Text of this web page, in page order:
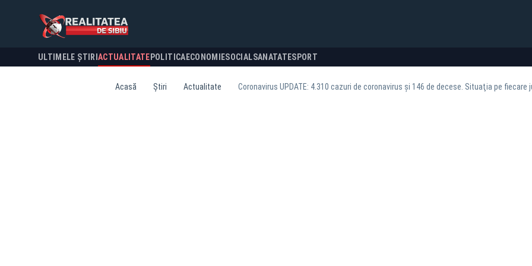
ULTIMELE ȘTIRI ACTUALITATE POLITICA ECONOMIESOCIALSANATATESPORT
Acasă Știri Actualitate Coronavirus UPDATE: 4.310 cazuri de coronavirus şi 146 de decese. Situaţia pe fiecare